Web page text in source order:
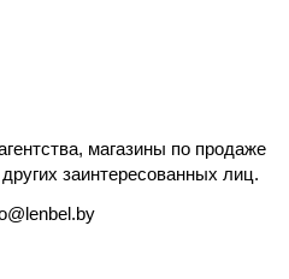
магазины по продаже
заинтересованных лиц.